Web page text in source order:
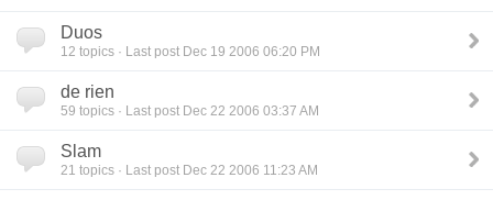
Duos
12 topics · Last post Dec 19 2006 06:20 PM
de rien
59 topics · Last post Dec 22 2006 03:37 AM
Slam
21 topics · Last post Dec 22 2006 11:23 AM